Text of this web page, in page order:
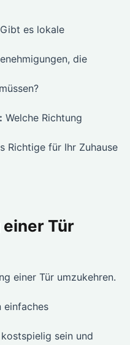
Gibt es lokale
die
Welche Richtung
Richtige für Ihr Zuhause
Tür
einer Tür umzukehren.
einfaches
sein und